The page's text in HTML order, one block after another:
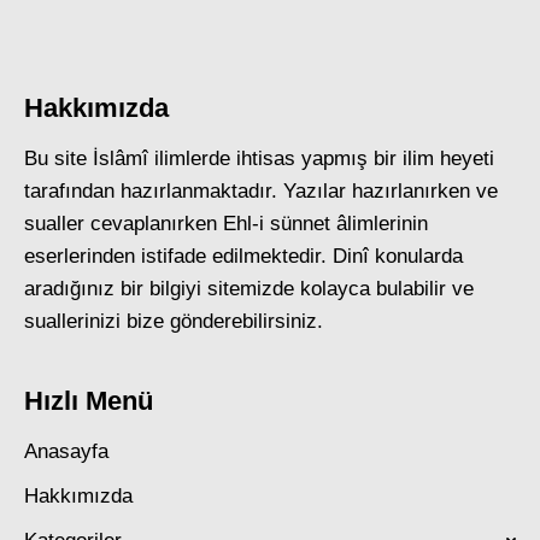
Hakkımızda
Bu site İslâmî ilimlerde ihtisas yapmış bir ilim heyeti
tarafından hazırlanmaktadır. Yazılar hazırlanırken ve
sualler cevaplanırken Ehl-i sünnet âlimlerinin
eserlerinden istifade edilmektedir. Dinî konularda
aradığınız bir bilgiyi sitemizde kolayca bulabilir ve
suallerinizi bize gönderebilirsiniz.
Hızlı Menü
Anasayfa
Hakkımızda